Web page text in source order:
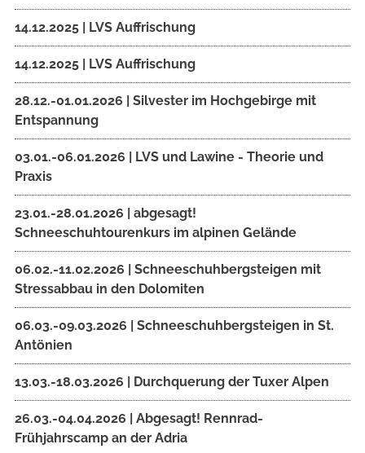
14.12.2025 | LVS Auffrischung
14.12.2025 | LVS Auffrischung
28.12.-01.01.2026 | Silvester im Hochgebirge mit
Entspannung
03.01.-06.01.2026 | LVS und Lawine - Theorie und
Praxis
23.01.-28.01.2026 | abgesagt!
Schneeschuhtourenkurs im alpinen Gelände
06.02.-11.02.2026 | Schneeschuhbergsteigen mit
Stressabbau in den Dolomiten
06.03.-09.03.2026 | Schneeschuhbergsteigen in St.
Antönien
13.03.-18.03.2026 | Durchquerung der Tuxer Alpen
26.03.-04.04.2026 | Abgesagt! Rennrad-
Frühjahrscamp an der Adria